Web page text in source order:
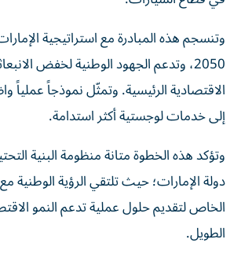
وتنسجم هذه المبادرة مع استراتيجية
2050، وتدعم الجهود الوطنية لخفض
الاقتصادية الرئيسية. وتمثّل نموذجاً عملياً
إلى خدمات لوجستية أكثر استدامة.
وتؤكد هذه الخطوة متانة منظومة البنية
دولة الإمارات؛ حيث تلتقي الرؤية الوطنية
الخاص لتقديم حلول عملية تدعم النمو
الطويل.